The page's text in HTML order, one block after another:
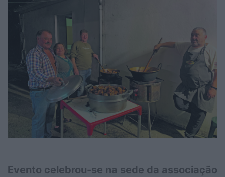
Evento celebrou-se na sede da associação